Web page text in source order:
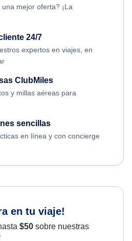
mejor oferta? ¡La
24/7
expertos en viajes, en
ClubMiles
y millas aéreas para
sencillas
en línea y con concierge
en tu viaje!
$50sobre nuestras